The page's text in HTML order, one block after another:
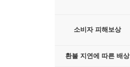
소비자 피해보상
환불 지연에 따른 배상